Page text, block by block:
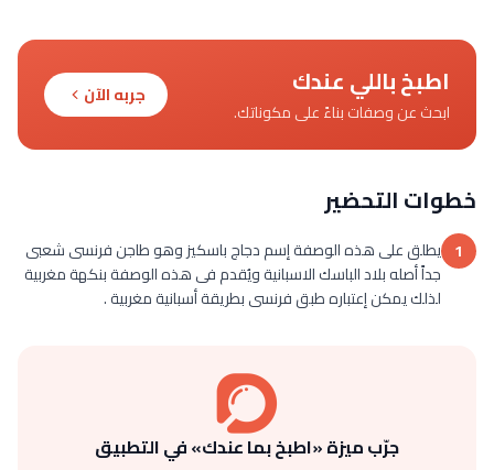
اطبخ باللي عندك
ابحث عن وصفات بناءً على مكوناتك.
جربه الآن
خطوات التحضير
1 يطلق على هذه الوصفة إسم دجاج باسكيز وهو طاجن فرنسى شعبى
جداً أصله بلاد الباسك الاسبانية ويُقدم فى هذه الوصفة بنكهة مغربية
لذلك يمكن إعتباره طبق فرنسى بطريقة أسبانية مغربية .
جرّب ميزة «اطبخ بما عندك» في التطبيق